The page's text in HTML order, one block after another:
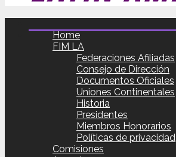
Home
FIM LA
Federaciones Afiliadas
Consejo de Dirección
Documentos Oficiales
Uniones Continentales
Historia
Presidentes
Miembros Honorarios
Políticas de privacidad
Comisiones